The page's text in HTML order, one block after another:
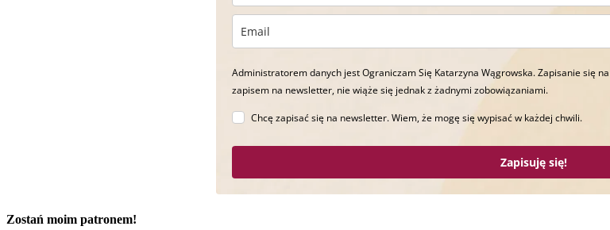
Administratorem danych jest Ograniczam Się Katarzyna Wągrowska. Zapisanie się
zapisem na newsletter, nie wiąże się jednak z żadnymi zobowiązaniami.
Chcę zapisać się na newsletter. Wiem, że mogę się wypisać w każdej chwili.
Zapisuję się!
Zostań moim patronem!